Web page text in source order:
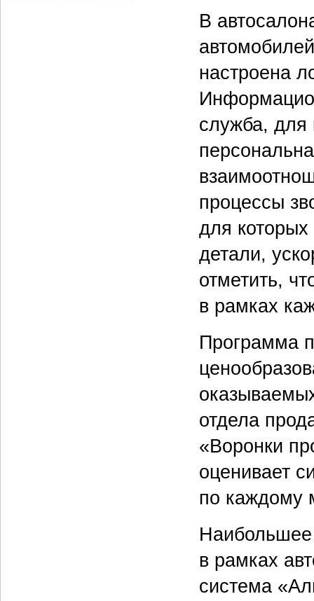
В
настроена
служба, для
процессы
для
детали,
отметить,
в рамках
Программа
отдела
«Воронки
оценивает
по каждому
Наибольшее
в рамках
система